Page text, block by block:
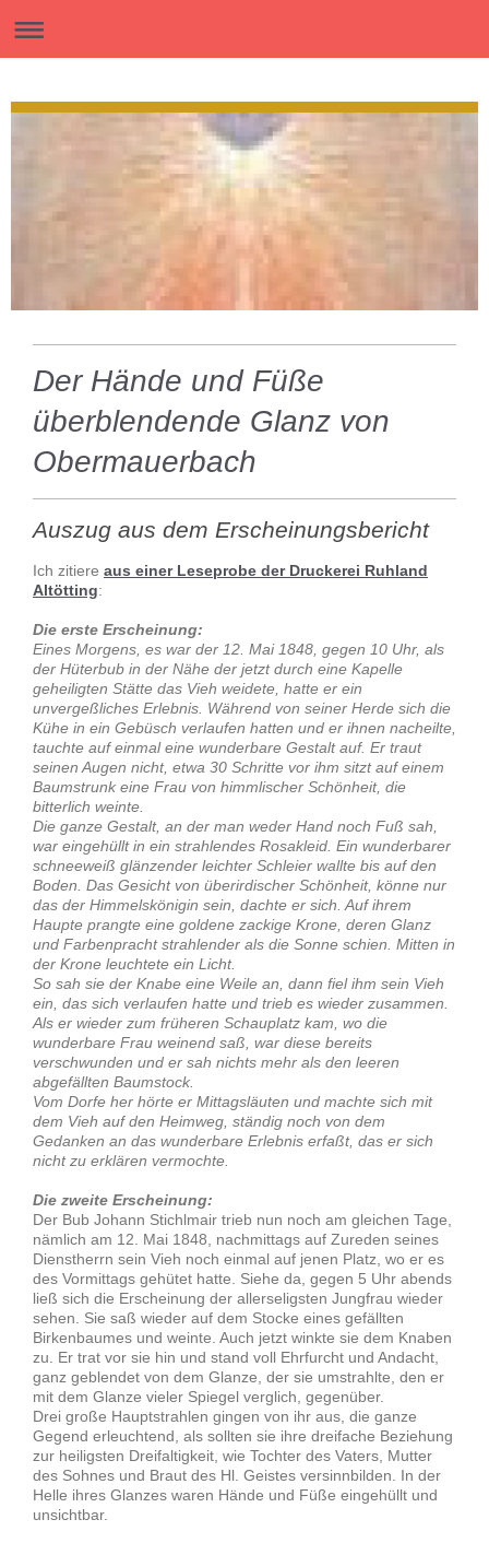
Der Hände und Füße
überblendende Glanz von
Obermauerbach
Auszug aus dem Erscheinungsbericht
Ich zitiere aus einer Leseprobe der Druckerei Ruhland
Altötting:
Die erste Erscheinung:
Eines Morgens, es war der 12. Mai 1848, gegen 10 Uhr, als
der Hüterbub in der Nähe der jetzt durch eine Kapelle
geheiligten Stätte das Vieh weidete, hatte er ein
unvergeßliches Erlebnis. Während von seiner Herde sich die
Kühe in ein Gebüsch verlaufen hatten und er ihnen nacheilte,
tauchte auf einmal eine wunderbare Gestalt auf. Er traut
seinen Augen nicht, etwa 30 Schritte vor ihm sitzt auf einem
Baumstrunk eine Frau von himmlischer Schönheit, die
bitterlich weinte.
Die ganze Gestalt, an der man weder Hand noch Fuß sah,
war eingehüllt in ein strahlendes Rosakleid. Ein wunderbarer
schneeweiß glänzender leichter Schleier wallte bis auf den
Boden. Das Gesicht von überirdischer Schönheit, könne nur
das der Himmelskönigin sein, dachte er sich. Auf ihrem
Haupte prangte eine goldene zackige Krone, deren Glanz
und Farbenpracht strahlender als die Sonne schien. Mitten in
der Krone leuchtete ein Licht.
So sah sie der Knabe eine Weile an, dann fiel ihm sein Vieh
ein, das sich verlaufen hatte und trieb es wieder zusammen.
Als er wieder zum früheren Schauplatz kam, wo die
wunderbare Frau weinend saß, war diese bereits
verschwunden und er sah nichts mehr als den leeren
abgefällten Baumstock.
Vom Dorfe her hörte er Mittagsläuten und machte sich mit
dem Vieh auf den Heimweg, ständig noch von dem
Gedanken an das wunderbare Erlebnis erfaßt, das er sich
nicht zu erklären vermochte.
Die zweite Erscheinung:
Der Bub Johann Stichlmair trieb nun noch am gleichen Tage,
nämlich am 12. Mai 1848, nachmittags auf Zureden seines
Dienstherrn sein Vieh noch einmal auf jenen Platz, wo er es
des Vormittags gehütet hatte. Siehe da, gegen 5 Uhr abends
ließ sich die Erscheinung der allerseligsten Jungfrau wieder
sehen. Sie saß wieder auf dem Stocke eines gefällten
Birkenbaumes und weinte. Auch jetzt winkte sie dem Knaben
zu. Er trat vor sie hin und stand voll Ehrfurcht und Andacht,
ganz geblendet von dem Glanze, der sie umstrahlte, den er
mit dem Glanze vieler Spiegel verglich, gegenüber.
Drei große Hauptstrahlen gingen von ihr aus, die ganze
Gegend erleuchtend, als sollten sie ihre dreifache Beziehung
zur heiligsten Dreifaltigkeit, wie Tochter des Vaters, Mutter
des Sohnes und Braut des Hl. Geistes versinnbilden. In der
Helle ihres Glanzes waren Hände und Füße eingehüllt und
unsichtbar.